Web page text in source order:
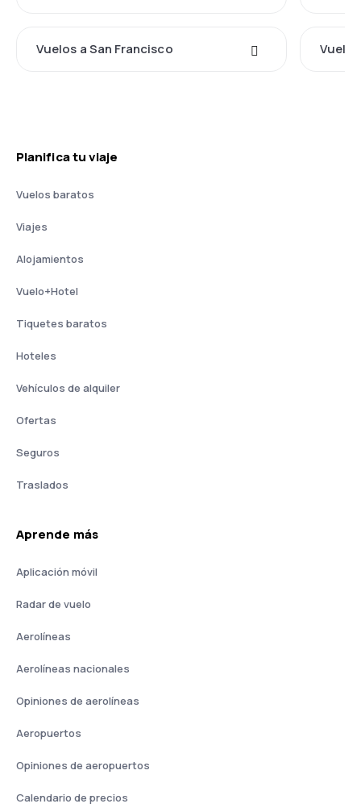
Vuelos a San Francisco
Planifica tu viaje
Vuelos baratos
Viajes
Alojamientos
Vuelo+Hotel
Tiquetes baratos
Hoteles
Vehículos de alquiler
Ofertas
Seguros
Traslados
Aprende más
Aplicación móvil
Radar de vuelo
Aerolíneas
Aerolíneas nacionales
Opiniones de aerolíneas
Aeropuertos
Opiniones de aeropuertos
Calendario de precios